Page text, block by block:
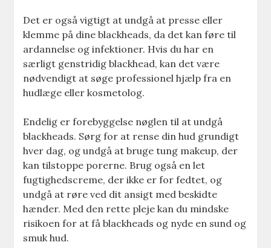
Det er også vigtigt at undgå at presse eller
klemme på dine blackheads, da det kan føre til
ardannelse og infektioner. Hvis du har en
særligt genstridig blackhead, kan det være
nødvendigt at søge professionel hjælp fra en
hudlæge eller kosmetolog.
Endelig er forebyggelse nøglen til at undgå
blackheads. Sørg for at rense din hud grundigt
hver dag, og undgå at bruge tung makeup, der
kan tilstoppe porerne. Brug også en let
fugtighedscreme, der ikke er for fedtet, og
undgå at røre ved dit ansigt med beskidte
hænder. Med den rette pleje kan du mindske
risikoen for at få blackheads og nyde en sund og
smuk hud.